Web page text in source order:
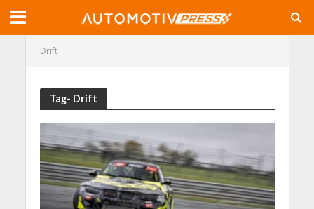
Drift
Tag- Drift